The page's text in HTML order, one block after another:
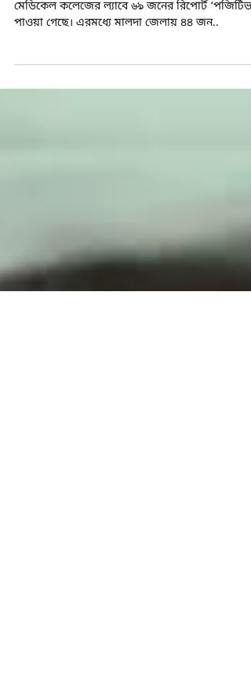
২৪ ঘণ্টায় ৪৪ জনের শরীরে করোনার হদিশ,
আক্রান্ত মুখ্য স্বাস্থ্য আধিকারিক
মেডিকেল কলেজের ল্যাবে ৬৯ জনের রিপোর্ট ‘পজিটিভ’
পাওয়া গেছে। এরমধ্যে মালদা জেলায় ৪৪ জন..